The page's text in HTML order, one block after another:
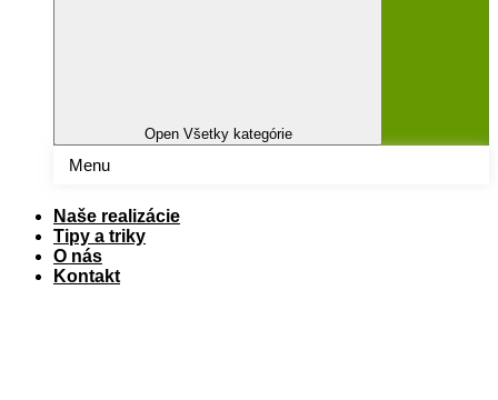
Open Všetky kategórie
Menu
Naše realizácie
Tipy a triky
O nás
Kontakt